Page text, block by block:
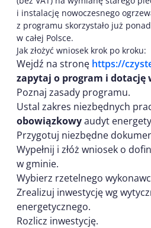
i instalację nowoczesnego
z programu skorzystało już
w całej Polsce.
Jak złożyć wniosek krok po kroku:
Wejdź na stronę https://
zapytaj o program i dotację
Poznaj zasady programu.
Ustal zakres niezbędnych
obowiązkowyaudyt
Przygotuj niezbędne
Wypełnij i złóż wniosek o
w gminie.
Wybierz rzetelnego
Zrealizuj inwestycję wg
energetycznego.
Rozlicz inwestycję.